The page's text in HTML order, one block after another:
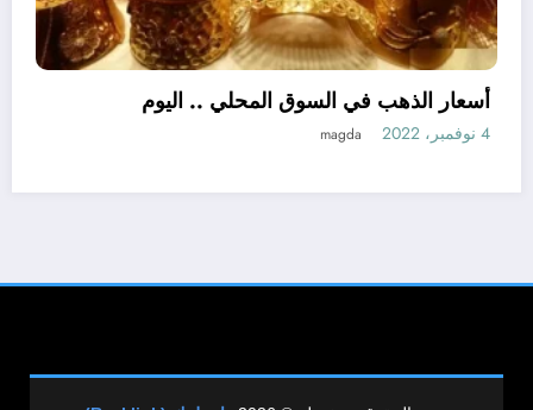
اللواء هشام آمنة : تمويل 394 مشروعاً صغيراً
ومتناهى الصغر بجملة استثمارات 6 ملايين جنيه
نبض مصر الحره
جميع الحقوق محفوظة © 2026 راستلينك (Rasklink)